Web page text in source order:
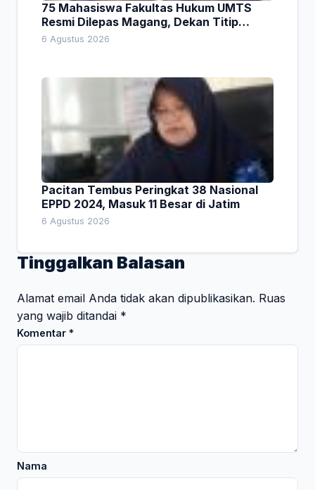
75 Mahasiswa Fakultas Hukum UMTS
Resmi Dilepas Magang, Dekan Titip
Empat Pesan Penting
6 Agustus 2026
Pacitan Tembus Peringkat 38 Nasional
EPPD 2024, Masuk 11 Besar di Jatim
6 Agustus 2026
Tinggalkan Balasan
Alamat email Anda tidak akan dipublikasikan. Ruas
yang wajib ditandai *
Komentar *
Nama